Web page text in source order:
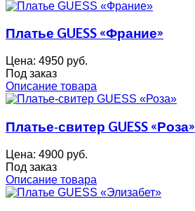
Платье GUESS «Франие»
Цена: 4950 руб.
Под заказ
Описание товара
Платье-свитер GUESS «Роза»
Цена: 4900 руб.
Под заказ
Описание товара